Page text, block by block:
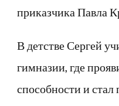
приказчика Павла
В детстве Сергей
гимназии, где
способности и стал